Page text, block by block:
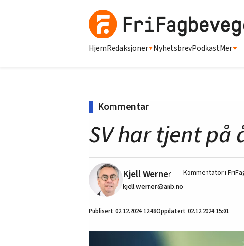
HjemRedaksjoner NyhetsbrevPodkastMer
Kommentar
SV har tjent på
Kjell Werner
kjell.werner@anb.no
Kommentator i
02.12.2024 12:48 02.12.2024 15:01